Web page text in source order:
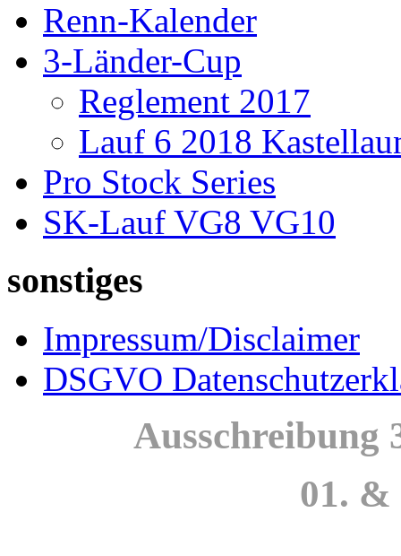
Renn-Kalender
3-Länder-Cup
Reglement 2017
Lauf 6 2018
Pro Stock Series
SK-Lauf VG8 VG10
sonstiges
Impressum/Disclaimer
DSGVO
Ausschreibung
01. &